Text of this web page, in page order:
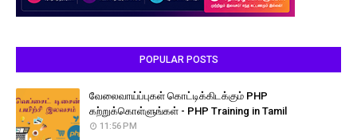
POPULAR POSTS
வேலைவாய்ப்புகள் கொட்டிக்கிடக்கும் PHP
கற்றுக்கொள்ளுங்கள் - PHP Training in Tamil
11:56 PM